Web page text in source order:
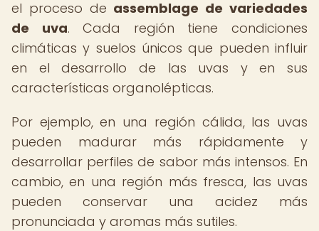
el proceso de assemblage de variedades
de uva. Cada región tiene condiciones
climáticas y suelos únicos que pueden influir
en el desarrollo de las uvas y en sus
características organolépticas.
Por ejemplo, en una región cálida, las uvas
pueden madurar más rápidamente y
desarrollar perfiles de sabor más intensos. En
cambio, en una región más fresca, las uvas
pueden conservar una acidez más
pronunciada y aromas más sutiles.